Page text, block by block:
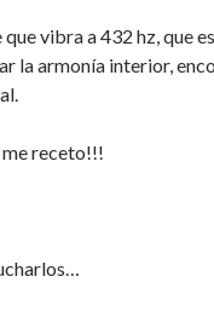
vibra a 432 hz, que
la armonía interior,
receto!!!